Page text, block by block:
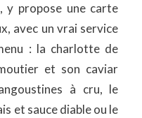
y propose une carte
avec un vrai service
: la charlotte de
et son caviar
à cru, le
et sauce diable ou le